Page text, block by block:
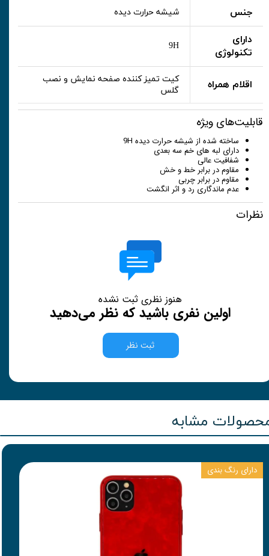
جنس شیشه حرارت دیده
دارای
تکنولوژی
9H
اقلام همراه
کیت تمیز کننده صفحه نمایش و نصب
گلس
قابلیت‌های ویژه
ساخته شده از شیشه حرارت دیده 9H
دارای لبه های خم سه بعدی
شفافیت عالی
مقاوم در برابر خط و خش
مقاوم در برابر چربی
عدم ماندگاری رد و اثر انگشت
نظرات
هنوز نظری ثبت نشده
اولین نفری باشید که نظر می‌دهید
ثبت نظر
مشابه
دارای رنگ بندی